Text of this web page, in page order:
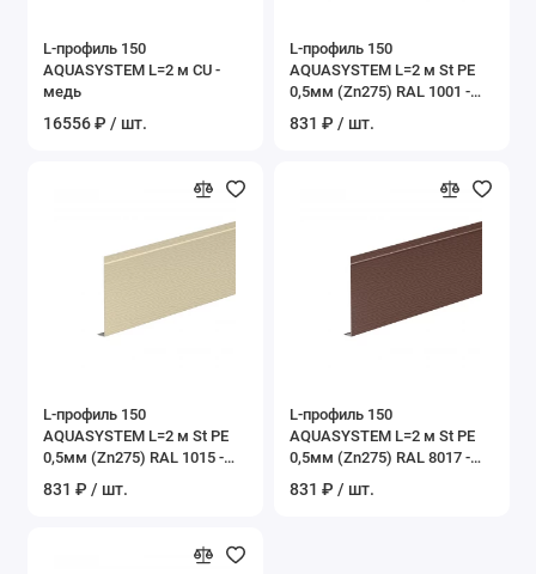
L-профиль 150
AQUASYSTEM L=2 м CU -
медь
16556 ₽ / шт.
L-профиль 150
AQUASYSTEM L=2 м St PE
0,5мм (Zn275) RAL 1001 -
831 ₽ / шт.
L-профиль 150
AQUASYSTEM L=2 м St PE
0,5мм (Zn275) RAL 1015 -
831 ₽ / шт.
L-профиль 150
AQUASYSTEM L=2 м St PE
0,5мм (Zn275) RAL 8017 -
831 ₽ / шт.